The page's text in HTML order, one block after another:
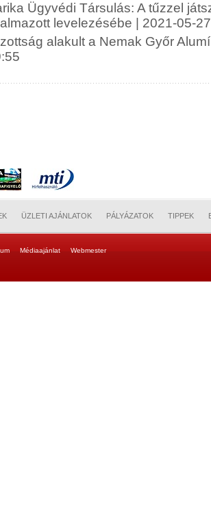
Ügyvédi Társulás: A tűzzel
levelezésébe | 2021-05-
alakult a Nemak Győr
ÜZLETI AJÁNLATOK PÁLYÁZATOK TIPPEK
Médiaajánlat Webmester